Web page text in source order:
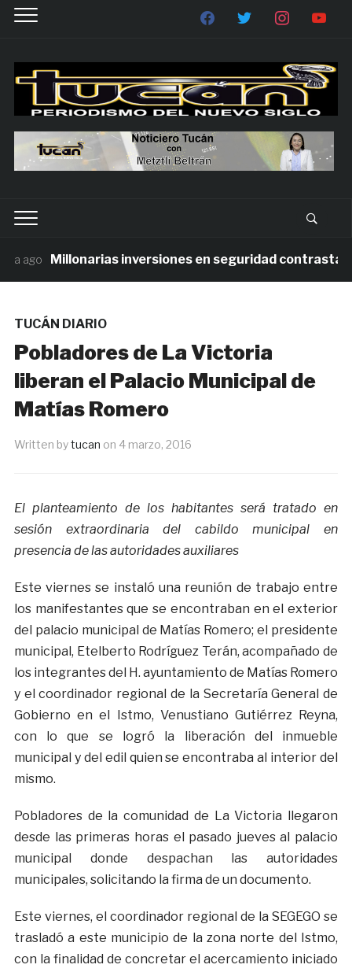
Millonarias inversiones en seguridad contrastan
TUCÁN DIARIO
Pobladores de La Victoria
liberan el Palacio Municipal de
Matías Romero
Written bytucan on 4 marzo, 2016
El planteamiento de los habitantes será tratado en
sesión extraordinaria del cabildo municipal en
presencia de las autoridades auxiliares
Este viernes se instaló una reunión de trabajo entre
los manifestantes que se encontraban en el exterior
del palacio municipal de Matías Romero; el presidente
municipal, Etelberto Rodríguez Terán, acompañado de
los integrantes del H. ayuntamiento de Matías Romero
y el coordinador regional de la Secretaría General de
Gobierno en el Istmo, Venustiano Gutiérrez Reyna,
con lo que se logró la liberación del inmueble
municipal y del edil quien se encontraba al interior del
mismo.
Pobladores de la comunidad de La Victoria llegaron
desde las primeras horas el pasado jueves al palacio
municipal donde despachan las autoridades
municipales, solicitando la firma de un documento.
Este viernes, el coordinador regional de la SEGEGO se
trasladó a este municipio de la zona norte del Istmo,
con la finalidad de concretar el acercamiento iniciado